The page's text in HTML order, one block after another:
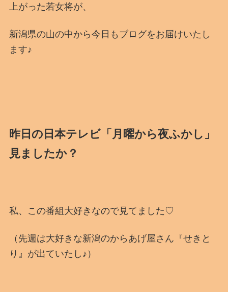
上がった若女将が、
新潟県の山の中から今日もブログをお届けいたし
ます♪
昨日の日本テレビ「月曜から夜ふかし」
見ましたか？
私、この番組大好きなので見てました♡
（先週は大好きな新潟のからあげ屋さん『せきと
り』が出ていたし♪）